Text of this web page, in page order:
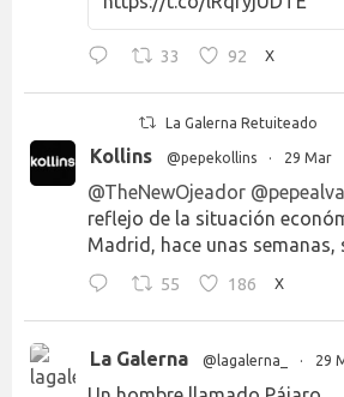
33 92 X
La Galerna Retuiteado
Kollins @pepekollins · 29 Mar
@TheNewOjeador
reflejo de la situación
Madrid, hace unas
55 186 X
La Galerna @lagalerna_ · 29